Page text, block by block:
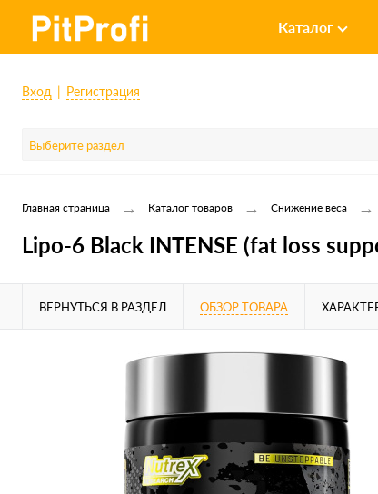
Каталог
Вход Регистрация
Выберите раздел
Главная страница → Каталог товаров → Снижение веса →
Lipo-6 Black INTENSE (fat loss
ВЕРНУТЬСЯ В РАЗДЕЛ ОБЗОР ТОВАРА